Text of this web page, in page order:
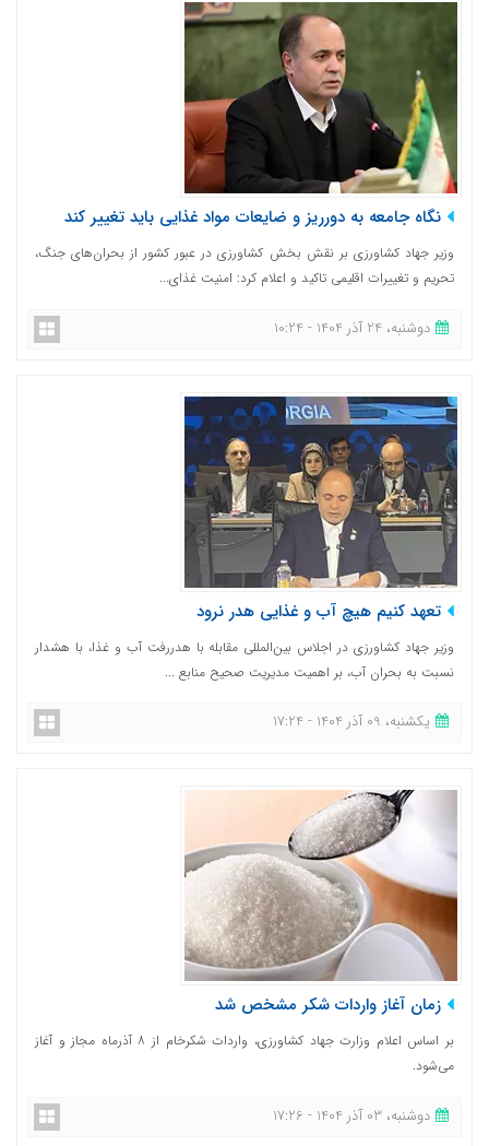
نگاه جامعه به دورریز و ضایعات مواد غذایی باید تغییر کند
وزیر جهاد کشاورزی بر نقش بخش کشاورزی در عبور کشور از بحران‌های جنگ،
تحریم و تغییرات اقلیمی تاکید و اعلام کرد: امنیت غذای...
دوشنبه، 24 آذر 1404 - 10:24
تعهد کنیم هیچ آب و غذایی هدر نرود
وزیر جهاد کشاورزی در اجلاس بین‌المللی مقابله با هدررفت آب و غذا، با هشدار
نسبت به بحران آب‌، بر اهمیت مدیریت صحیح منابع ...
یکشنبه، 09 آذر 1404 - 17:24
زمان آغاز واردات شکر مشخص شد
بر اساس اعلام وزارت جهاد کشاورزی، واردات شکرخام از ۸ آذرماه مجاز و آغاز
می‌شود.
دوشنبه، 03 آذر 1404 - 17:26